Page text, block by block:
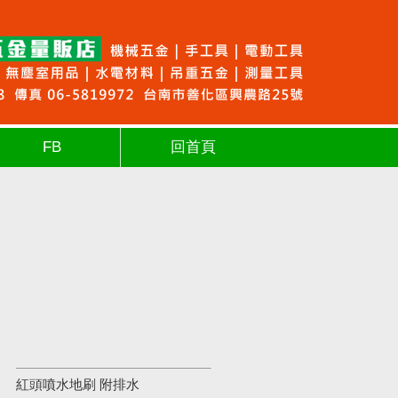
FB 回首頁
紅頭噴水地刷 附排水